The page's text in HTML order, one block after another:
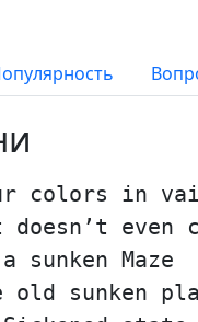
colors in
even
sunken Maze
old sunken